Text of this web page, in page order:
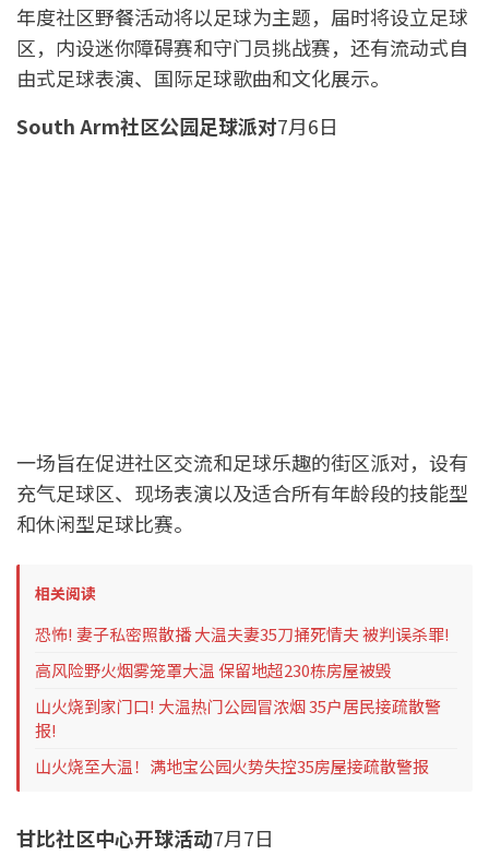
年度社区野餐活动将以足球为主题，届时将设立足球
区，内设迷你障碍赛和守门员挑战赛，还有流动式自
由式足球表演、国际足球歌曲和文化展示。
South Arm社区公园足球派对7月6日
一场旨在促进社区交流和足球乐趣的街区派对，设有
充气足球区、现场表演以及适合所有年龄段的技能型
和休闲型足球比赛。
相关阅读
恐怖! 妻子私密照散播 大温夫妻35刀捅死情夫 被判误杀罪!
高风险野火烟雾笼罩大温 保留地超230栋房屋被毁
山火烧到家门口! 大温热门公园冒浓烟 35户居民接疏散警
报!
山火烧至大温！满地宝公园火势失控35房屋接疏散警报
甘比社区中心开球活动7月7日